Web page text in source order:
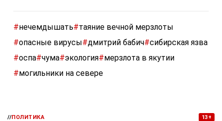
#нечемдышать#таяние вечной мерзлоты
#опасные вирусы#дмитрий бабич#сибирская язва
#оспа#чума#экология#мерзлота в якутии
#могильники на севере
//ПОЛИТИКА 13+